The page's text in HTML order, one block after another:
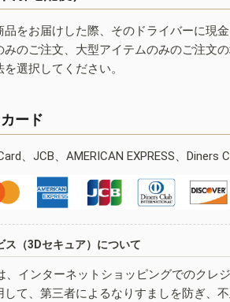
をお届けした際、そのドライバーに現金
のご注文、大型アイテムのみのご注文
選択してください。
ード
、JCB、AMERICAN EXPRESS、Diners
ス（3Dセキュア）について
、インターネットショッピングでのクレ
て、第三者によるなりすましを防ぎ、不